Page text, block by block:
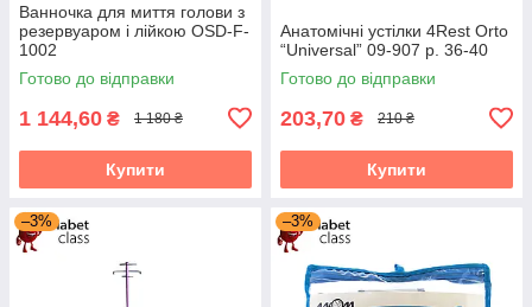
Ванночка для миття голови з
резервуаром і лійкою OSD-F-
1002
Готово до відправки
1 144,60 ₴ 1 180 ₴
Купити
Анатомічні устілки 4Rest Orto
“Universal” 09-907 р. 36-40
Готово до відправки
203,70 ₴ 210 ₴
Купити
–3% –3%